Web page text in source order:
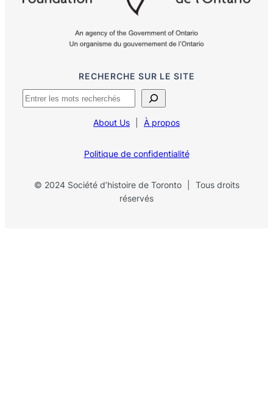
RECHERCHE SUR LE SITE
R
e
About Us À propos
© 2024 Société d’histoire de Toronto
Tous droits
réservés
Politique de confidentialité